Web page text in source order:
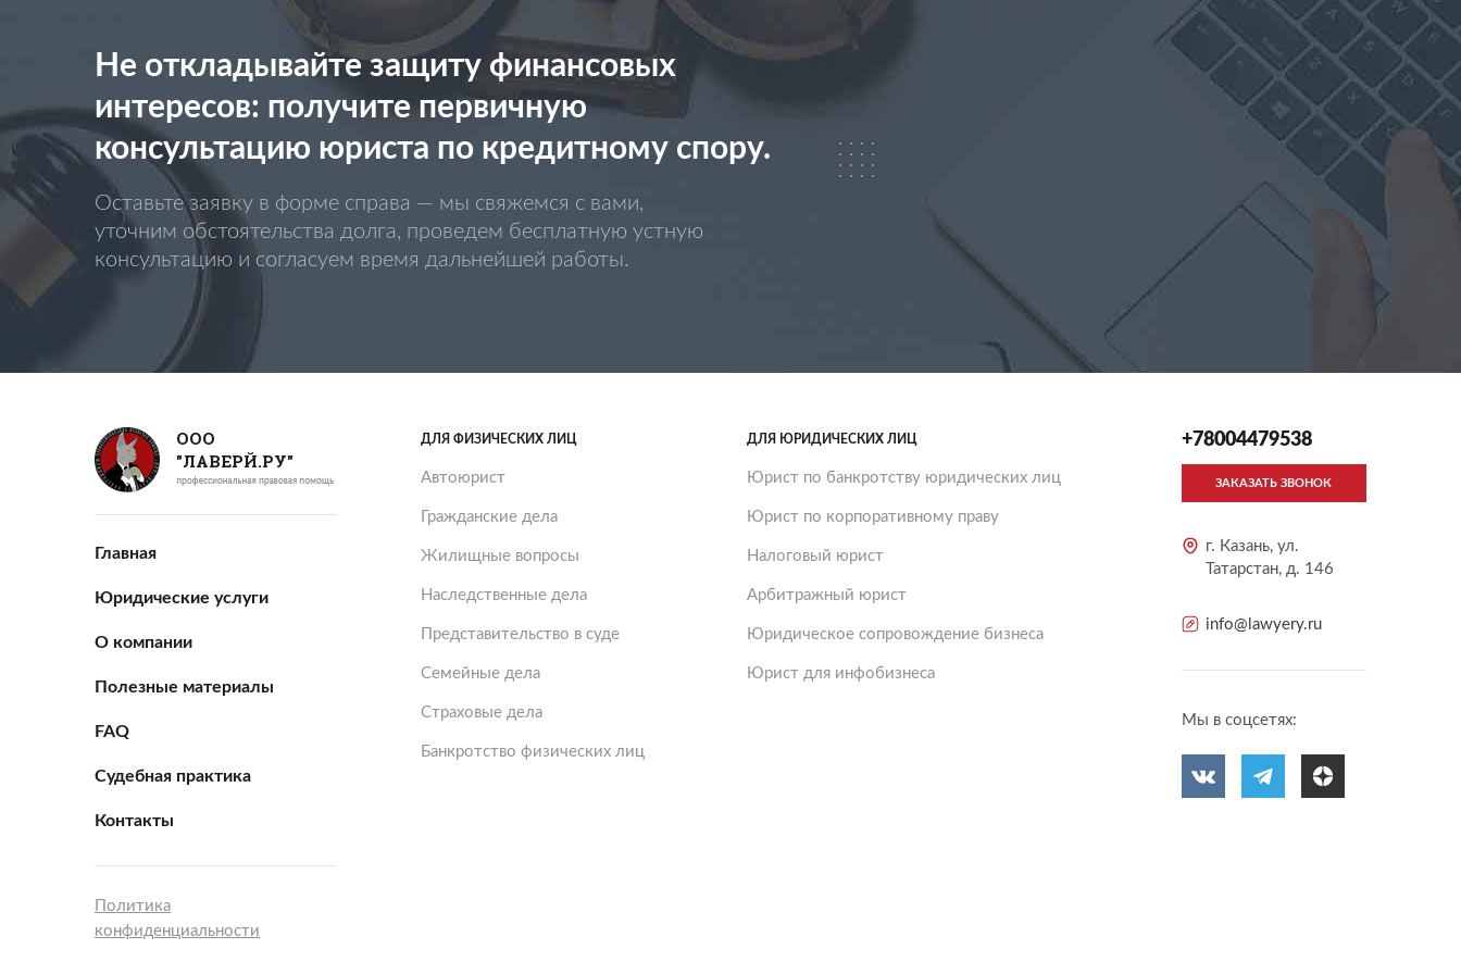
Не откладывайте защиту финансовых
интересов: получите первичную
консультацию юриста по кредитному спору.
Оставьте заявку в форме справа — мы свяжемся с вами,
уточним обстоятельства долга, проведем бесплатную устную
консультацию и согласуем время дальнейшей работы.
ООО
"ЛАВЕРЙ.РУ"
Главная
Юридические услуги
О компании
Полезные материалы
FAQ
Судебная практика
Контакты
Политика
конфиденциальности
ДЛЯ ФИЗИЧЕСКИХ ЛИЦ
Автоюрист
Гражданские дела
Жилищные вопросы
Наследственные дела
Представительство в суде
Семейные дела
Страховые дела
Банкротство физических лиц
ДЛЯ ЮРИДИЧЕСКИХ ЛИЦ
Юрист по банкротству юридических лиц
Юрист по корпоративному праву
Налоговый юрист
Арбитражный юрист
Юридическое сопровождение бизнеса
Юрист для инфобизнеса
+78004479538
ЗАКАЗАТЬ ЗВОНОК
г. Казань, ул.
Татарстан, д. 146
info@lawyery.ru
Мы в соцсетях: